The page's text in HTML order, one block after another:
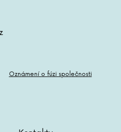
Oznámení o fúzi společnosti